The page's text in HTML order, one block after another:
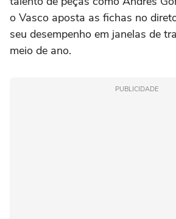
o Vasco aposta as fichas no
seu desempenho em janelas de
meio de ano.
PUBLICIDADE